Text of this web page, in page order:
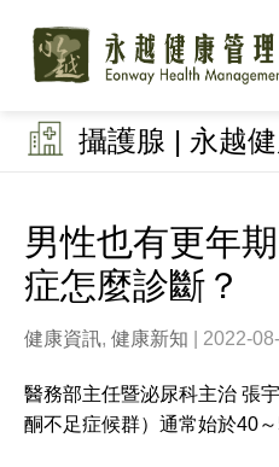
攝護腺 | 永越
男性也有更年
症怎麼診斷？
健康資訊, 健康新知 | 2022-
醫務部主任暨泌尿科主治 張
酮不足症候群）通常始於40